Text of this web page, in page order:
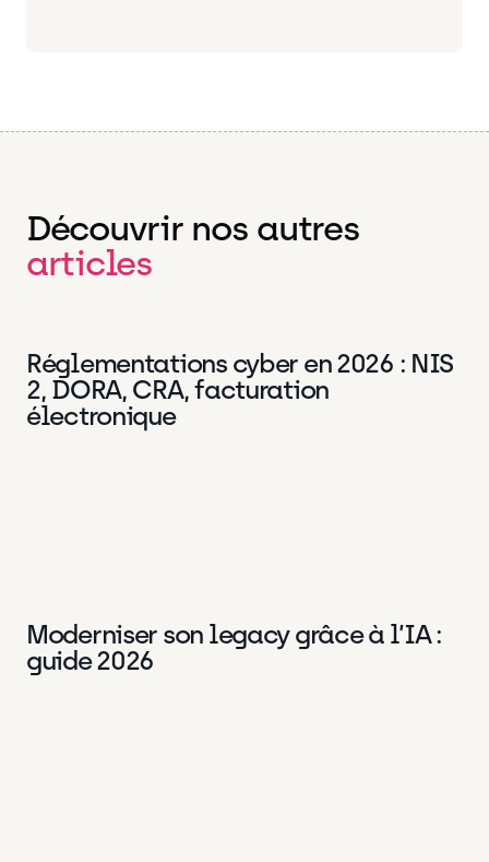
Découvrir nos autres
articles
Data 18 Juin 2026
Réglementations cyber en 2026 : NIS
2, DORA, CRA, facturation
électronique
Data 27 Avr 2026
Moderniser son legacy grâce à l’IA :
guide 2026